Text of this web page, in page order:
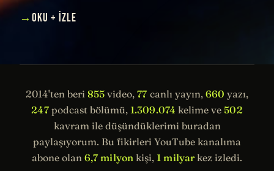
→ OKU + İZLE
2014'ten beri 855 video,77canlı yayın, 660 yazı,
247podcast bölümü, 1.309.074 kelime ve 502
kavram ile düşündüklerimi buradan
paylaşıyorum. Bu fikirleri YouTube kanalıma
abone olan 6,7 milyon kişi, 1 milyarkez izledi.